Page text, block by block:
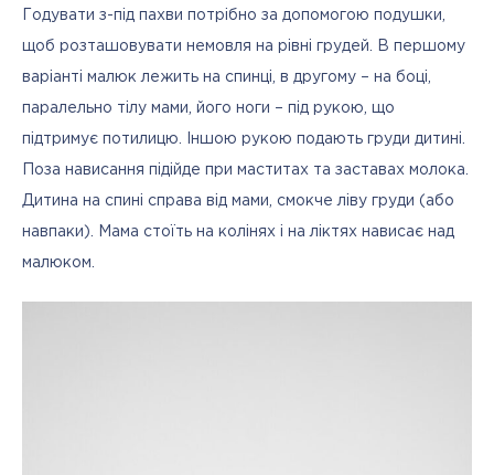
Годувати з-під пахви потрібно за допомогою подушки,
щоб розташовувати немовля на рівні грудей. В першому
варіанті малюк лежить на спинці, в другому – на боці,
паралельно тілу мами, його ноги – під рукою, що
підтримує потилицю. Іншою рукою подають груди дитині.
Поза нависання підійде при маститах та заставах молока.
Дитина на спині справа від мами, смокче ліву груди (або
навпаки). Мама стоїть на колінях і на ліктях нависає над
малюком.